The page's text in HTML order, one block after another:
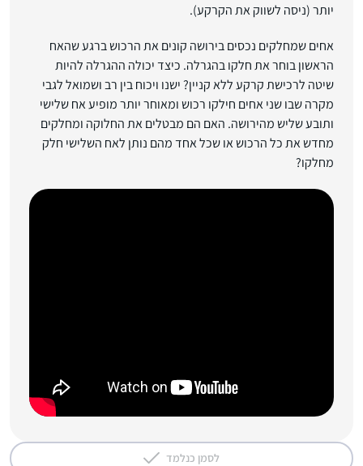
יותר (ניסה לשווק את הקרקע).
אחים שמחלקים נכסים בירושה קונים את הרכוש ברגע שהאח
הראשון בוחר את חלקו בהגרלה. כיצד יכולה ההגרלה להיות
שיטה לרכישת קרקע ללא קניין? ישנו ויכוח בין רב ושמואל לגבי
מקרה שבו שני אחים חילקו רכוש ומאוחר יותר מופיע אח שלישי
ותובע שליש מהירושה. האם הם מבטלים את החלוקה ומחלקים
מחדש את כל הרכוש או שכל אחד מהם נותן לאח השלישי חלק
מחלקו?
לסמן כנלמד